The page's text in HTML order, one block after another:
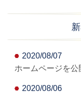
2020/08/07
ホームページを公
2020/08/06